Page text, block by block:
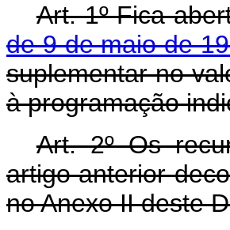
Art. 1º Fica
de 9 de maio de
suplementar no
à programação
Art. 2º Os
artigo anterior
no Anexo II deste